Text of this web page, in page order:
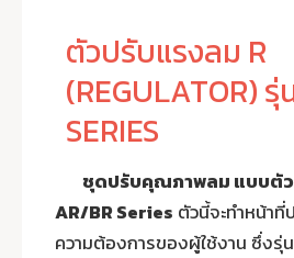
ตัวปรับแรงลม R
(REGULATOR) รุ่
SERIES
ชุดปรับคุณภาพลม แบบตั
AR/BR Series ตัวนี้จะทำหน้า
ความต้องการของผู้ใช้งาน ซึ่งรุ่